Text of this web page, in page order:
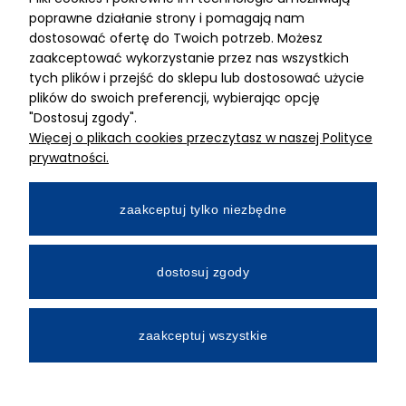
ADRES
MIMARI sp z o.o.
ul. Kurkowa 12
50-210 Wrocław
Dane rejestracyjne
NIP:8982325327
Wpłacony w całości
Numer konta bankowego
All Rights Reserved © 2026 Mimari.com.pl
poprawne działanie strony i pomagają nam
dostosować ofertę do Twoich potrzeb. Możesz
zaakceptować wykorzystanie przez nas wszystkich
tych plików i przejść do sklepu lub dostosować użycie
plików do swoich preferencji, wybierając opcję
"Dostosuj zgody".
Więcej o plikach cookies przeczytasz w naszej Polityce
prywatności.
zaakceptuj tylko niezbędne
dostosuj zgody
zaakceptuj wszystkie